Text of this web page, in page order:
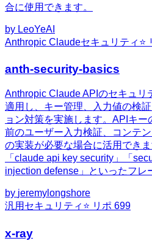
合に使用できます。
by LeoYeAI
Anthropic Claudeセキュリティ ⭐
anth-security-basics
Anthropic Claude APIのセキュリ
適用し、キー管理、入力値の検
ョン対策を実施します。APIキ
前のユーザー入力検証、コンテ
の実装が必要な場合に活用でき
「claude api key security」「
injection defense」といったフレ
by jeremylongshore
汎用 セキュリティ ⭐ リポ 699
x-ray